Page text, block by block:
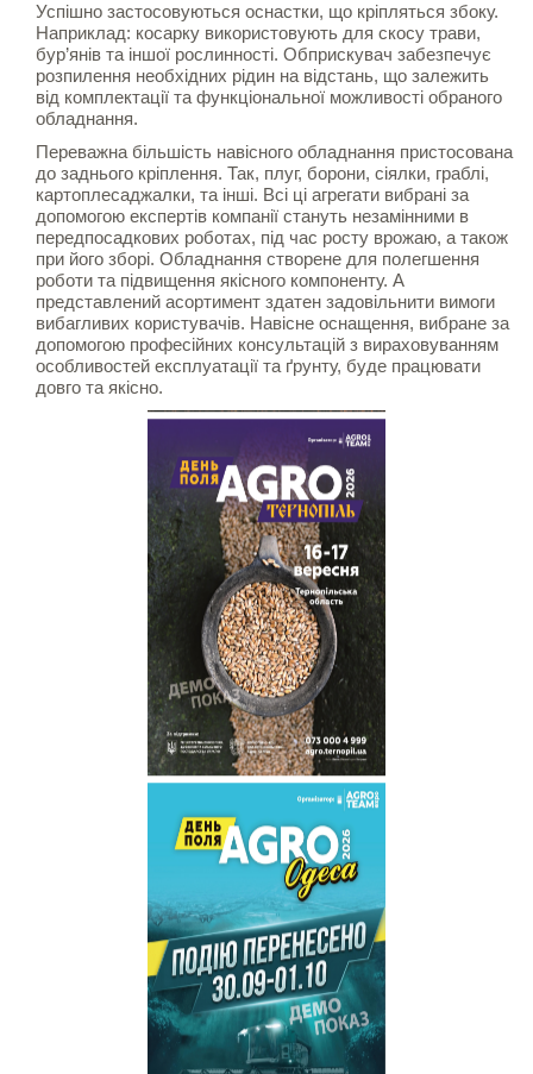
Успішно застосовуються оснастки, що кріпляться збоку.
Наприклад: косарку використовують для скосу трави,
бур’янів та іншої рослинності. Обприскувач забезпечує
розпилення необхідних рідин на відстань, що залежить
від комплектації та функціональної можливості обраного
обладнання.
Переважна більшість навісного обладнання пристосована
до заднього кріплення. Так, плуг, борони, сіялки, граблі,
картоплесаджалки, та інші. Всі ці агрегати вибрані за
допомогою експертів компанії стануть незамінними в
передпосадкових роботах, під час росту врожаю, а також
при його зборі. Обладнання створене для полегшення
роботи та підвищення якісного компоненту. А
представлений асортимент здатен задовільнити вимоги
вибагливих користувачів. Навісне оснащення, вибране за
допомогою професійних консультацій з вираховуванням
особливостей експлуатації та ґрунту, буде працювати
довго та якісно.